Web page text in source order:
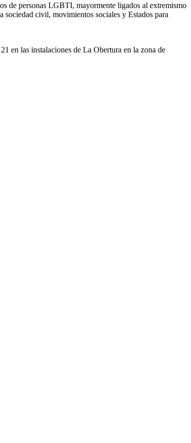
de personas LGBTI, mayormente ligados al extremismo
sociedad civil, movimientos sociales y Estados para
en las instalaciones de La Obertura en la zona de